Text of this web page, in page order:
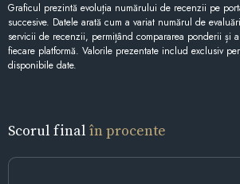
Graficul prezintă evoluția numărului de recenzii pe
succesive. Datele arată cum a variat numărul de
servicii de recenzii, permițând compararea ponderii și
fiecare platformă. Valorile prezentate includ exclusiv
disponibile date.
Scorul final în procente